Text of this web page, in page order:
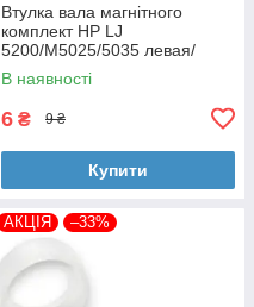
Втулка вала магнітного
комплект HP LJ
5200/M5025/5035 левая/
правая Foshan (MAG-7516A-
BSH-Foshan)
В наявності
6 ₴ 9 ₴
Купити
АКЦІЯ –33%